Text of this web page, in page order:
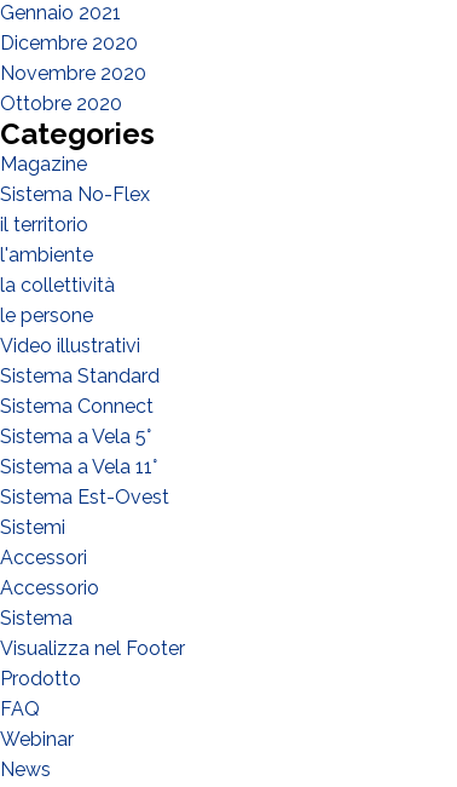
Gennaio 2021
Dicembre 2020
Novembre 2020
Ottobre 2020
Categories
Magazine
Sistema No-Flex
il territorio
l'ambiente
la collettività
le persone
Video illustrativi
Sistema Standard
Sistema Connect
Sistema a Vela 5°
Sistema a Vela 11°
Sistema Est-Ovest
Sistemi
Accessori
Accessorio
Sistema
Visualizza nel Footer
Prodotto
FAQ
Webinar
News